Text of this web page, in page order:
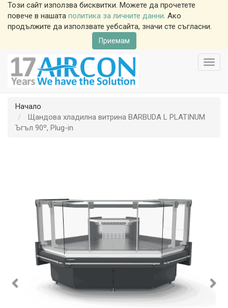
Този сайт използва бисквитки. Можете да прочетете
повече в нашата политика за личните данни. Ако
продължите да използвате уебсайта, значи сте съгласни.
Приемам
Начало
Щандова хладилна витрина BARBUDA L PLATINUM
Ъгъл 90º, Plug-in
Предишен